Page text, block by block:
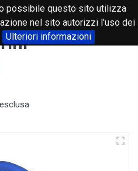
possibile questo sito utilizza
nel sito autorizzi l'uso dei
Ulteriori informazioni
0